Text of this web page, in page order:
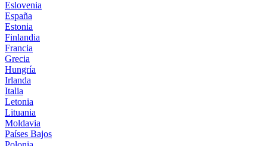
Eslovenia
España
Estonia
Finlandia
Francia
Grecia
Hungría
Irlanda
Italia
Letonia
Lituania
Moldavia
Países Bajos